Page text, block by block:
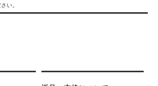
い。